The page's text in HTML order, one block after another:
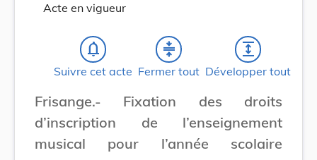
Acte en vigueur
notifications_none
Suivre cet acte
compress
Fermer tout
expand
Développer tout
Frisange.- Fixation des droits
d’inscription de l’enseignement
musical pour l’année scolaire